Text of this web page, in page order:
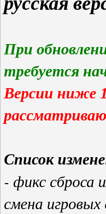
При
требуется
Версии ниже
Список
- фикс
смена игровых